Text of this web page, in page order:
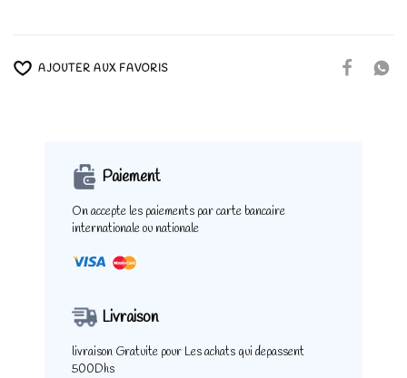
AJOUTER AUX FAVORIS
Paiement
On accepte les paiements par carte bancaire
internationale ou nationale
Livraison
livraison Gratuite pour Les achats qui depassent
500Dhs